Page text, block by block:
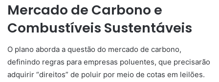
Mercado de Carbono e
Combustíveis Sustentáveis
O plano aborda a questão do mercado de carbono,
definindo regras para empresas poluentes, que precisarão
adquirir “direitos” de poluir por meio de cotas em leilões.